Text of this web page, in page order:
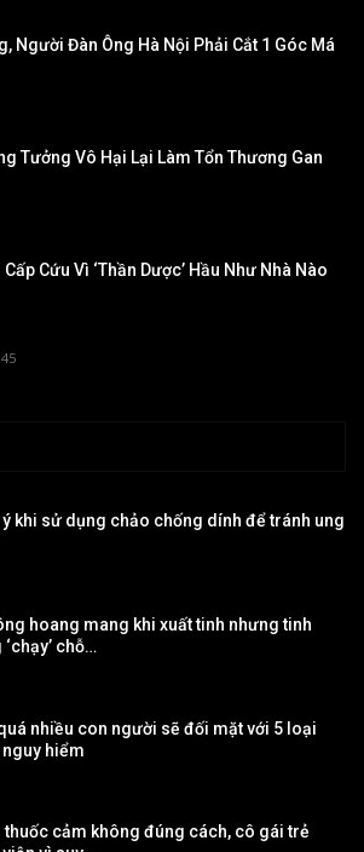
Người Đàn Ông Hà Nội Phải Cắt 1 Góc Má
Tưởng Vô Hại Lại Làm Tổn Thương Gan
Cứu Vì ‘thần Dược’ Hầu Như Nhà Nào
ý khi sử dụng chảo chống dính để tránh ung
hoang mang khi xuất tinh nhưng tinh
chỗ…
nhiều con người sẽ đối mặt với 5 loại
nguy hiểm
thuốc cảm không đúng cách, cô gái trẻ